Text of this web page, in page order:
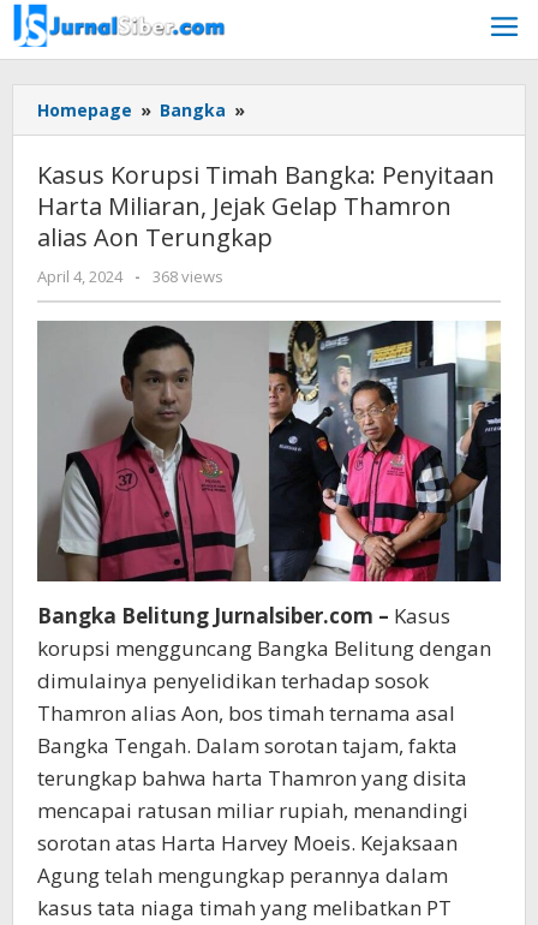
Skip
to
content
Homepage » Bangka »
Korupsi
Bangka:
Penyitaan
Harta
Miliaran,
Gelap
Thamron
alias
Aon
Terungkap
Kasus Korupsi Timah Bangka: Penyitaan
Harta Miliaran, Jejak Gelap Thamron
alias Aon Terungkap
April 4, 2024
by
Jurnalsiber
- 368 views
Bangka Belitung Jurnalsiber.com – Kasus
korupsi mengguncang Bangka Belitung dengan
dimulainya penyelidikan terhadap sosok
Thamron alias Aon, bos timah ternama asal
Bangka Tengah. Dalam sorotan tajam, fakta
terungkap bahwa harta Thamron yang disita
mencapai ratusan miliar rupiah, menandingi
sorotan atas Harta Harvey Moeis. Kejaksaan
Agung telah mengungkap perannya dalam
kasus tata niaga timah yang melibatkan PT